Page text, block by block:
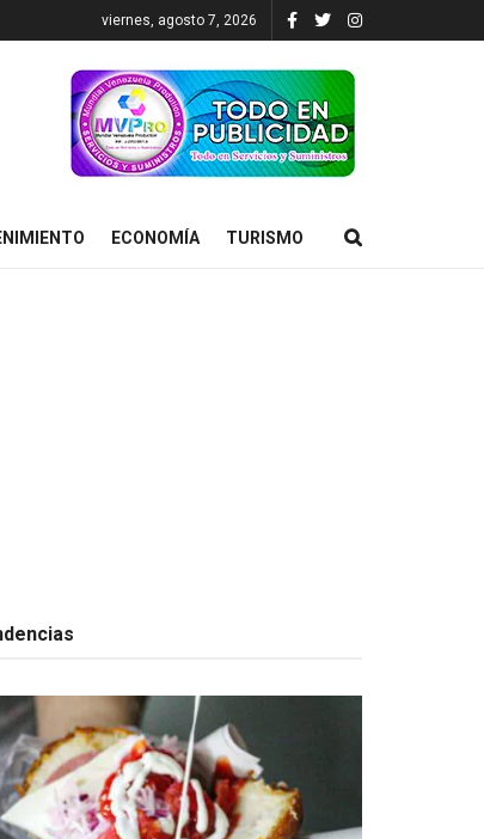
viernes, agosto 7, 2026
ECONOMÍA TURISMO